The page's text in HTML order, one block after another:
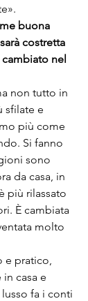
buona
costretta
cambiato nel
non tutto in
sfilate e
più come
Si fanno
sono
da casa, in
più rilassato
È cambiata
molto
e pratico,
casa e
fa i conti